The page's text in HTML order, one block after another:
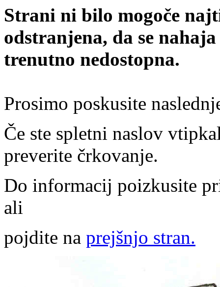
Strani ni bilo mogoče
odstranjena, da se
trenutno nedostopna.
Prosimo poskusite
Če ste spletni naslov
preverite črkovanje.
Do informacij poizkusite
ali
pojdite na prejšnjo stran.